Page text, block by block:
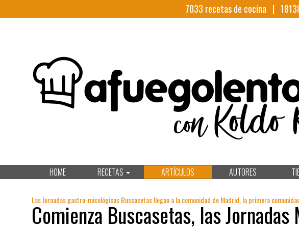
7033 recetas de cocina |
HOME RECETAS ARTÍCULOS AUTORES
Las Jornadas gastro-micológicas Buscasetas llegan a la comunidad de Madrid, la primera
Comienza Buscasetas, las